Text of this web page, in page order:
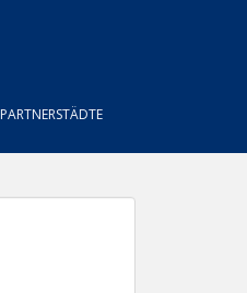
PARTNERSTÄDTE